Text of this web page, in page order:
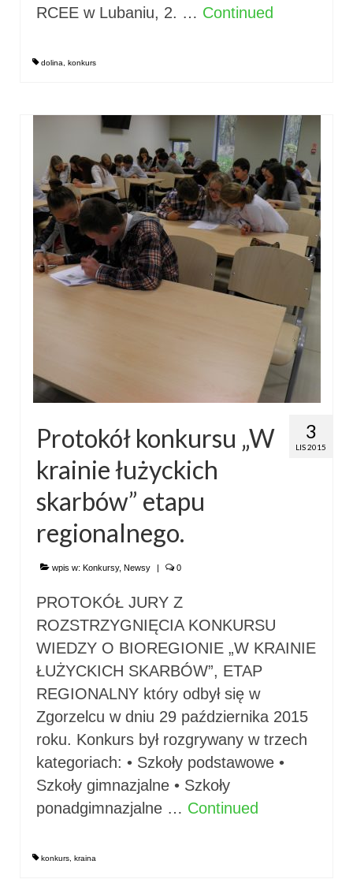
RCEE w Lubaniu, 2. … Continued
dolina konkurs
3
LIS 2015
Protokół konkursu „W
krainie łużyckich
skarbów” etapu
regionalnego.
wpis w: Konkursy, Newsy | 0
PROTOKÓŁ JURY Z
ROZSTRZYGNIĘCIA KONKURSU
WIEDZY O BIOREGIONIE „W KRAINIE
ŁUŻYCKICH SKARBÓW”, ETAP
REGIONALNY który odbył się w
Zgorzelcu w dniu 29 października 2015
roku. Konkurs był rozgrywany w trzech
kategoriach: • Szkoły podstawowe •
Szkoły gimnazjalne • Szkoły
ponadgimnazjalne … Continued
konkurs kraina